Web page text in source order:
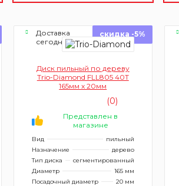
Доставка
сегодня
скидка -5%
Диск пильный по дереву
Trio-Diamond FLL805 40Т
165мм x 20мм
(0)
Представлен в
магазине
Вид
пильный
Назначение
дерево
Тип диска
сегментированный
Диаметр
165 мм
Посадочный диаметр
20 мм